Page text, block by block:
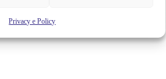
Privacy e Policy